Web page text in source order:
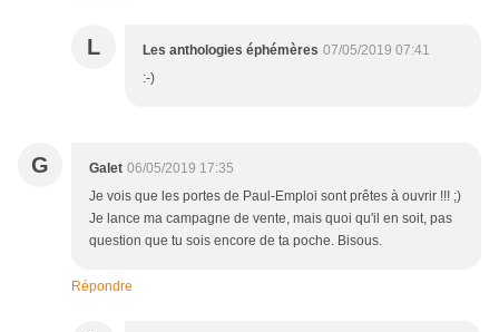
L Les anthologies éphémères 07/05/2019 07:41
:-)
G Galet 06/05/2019 17:35
Je vois que les portes de Paul-Emploi sont prêtes à ouvrir !!! ;)
Je lance ma campagne de vente, mais quoi qu'il en soit, pas
question que tu sois encore de ta poche. Bisous.
Répondre